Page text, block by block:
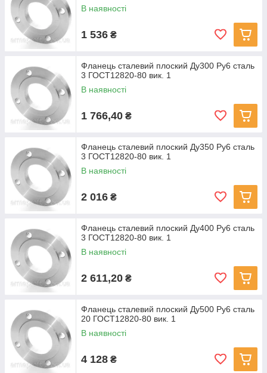
В наявності
1 536 ₴
Фланець сталевий плоский Ду300 Ру6 сталь
3 ГОСТ12820-80 вик. 1
В наявності
1 766,40 ₴
Фланець сталевий плоский Ду350 Ру6 сталь
3 ГОСТ12820-80 вик. 1
В наявності
2 016 ₴
Фланець сталевий плоский Ду400 Ру6 сталь
3 ГОСТ12820-80 вик. 1
В наявності
2 611,20 ₴
Фланець сталевий плоский Ду500 Ру6 сталь
20 ГОСТ12820-80 вик. 1
В наявності
4 128 ₴